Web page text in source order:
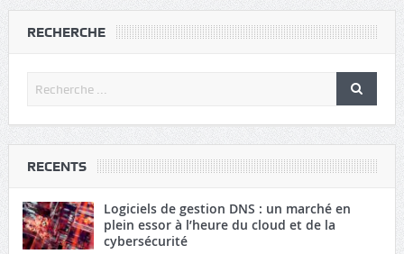
RECHERCHE
RECENTS
Logiciels de gestion DNS : un marché en
plein essor à l’heure du cloud et de la
cybersécurité